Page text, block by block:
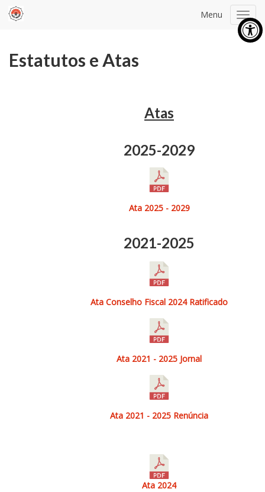
Menu
Estatutos e Atas
Atas
2025-2029
Ata 2025 - 2029
2021-2025
Ata Conselho Fiscal 2024 Ratificado
Ata 2021 - 2025 Jornal
Ata 2021 - 2025 Renúncia
Ata 2024
Contraste
Destacar Links Tamanho de texto
Espaçamento de Dixlexia
Altura de Linha